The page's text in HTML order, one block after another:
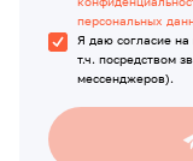
персональных
Я даю согласие на
т.ч. посредством
мессенджеров).